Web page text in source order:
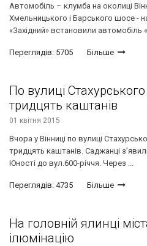
Автомобіль – клумба на околиці
Хмельницького і Барського шосе -
«Західний» встановили автомобіль
Переглядів: 5705 Більше
По вулиці
тридцять каштанів
01 квітня 2015
Вчора у Вінниці по вулиці
тридцять каштанів. Саджанці
Юності до вул.600-річчя. Через ...
Переглядів: 4735 Більше
На головній ялинці
ілюмінацію